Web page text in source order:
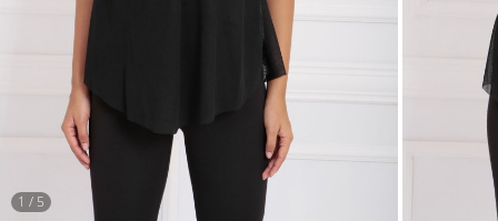
Ceket
T-SHİRT & BLUZ